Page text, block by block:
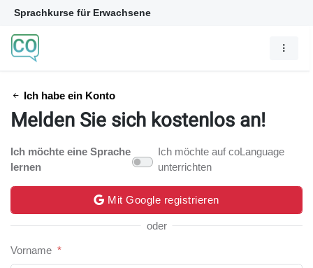
Sprachkurse für Erwachsene
Ich habe ein Konto
Melden Sie sich kostenlos an!
Ich möchte eine Sprache
lernen
Ich möchte auf coLanguage
unterrichten
Mit Google registrieren
oder
Vorname *